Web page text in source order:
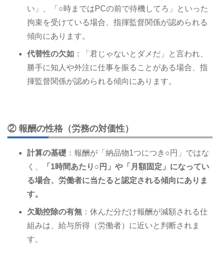
い」、「○時まではPCの前で待機してろ」といった
拘束を受けている場合、指揮監督関係が認められる
傾向にあります。
代替性の欠如 ：「君じゃないとダメだ」と言われ、
勝手に知人や外注に仕事を振ることがある場合、指
揮監督関係が認められる傾向にあります。
② 報酬の性格（労務の対価性）
計算の基礎 ：報酬が「納品物1つにつき○円」ではな
く、
「1時間あたり○円」や「月額固定」になってい
る場合、労働者に当たると認定される傾向にありま
す。
欠勤控除の有無 ：休んだ分だけ報酬が減額される仕
組みは、給与所得（労働者）に近いと判断されま
す。